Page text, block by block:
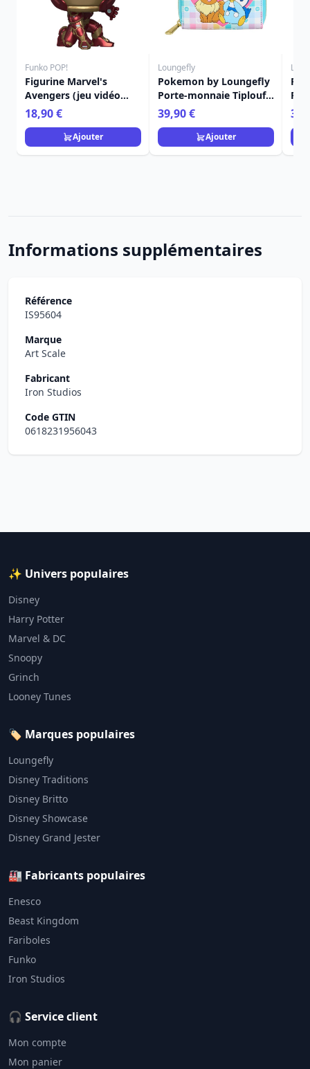
Funko POP!
Figurine Marvel's
Avengers (jeu vidéo
2020) POP! 626 Marvel
Vinyle Iron Man 9 cm
18,90 €
Ajouter
Loungefly
Pokemon by Loungefly
Porte-monnaie Tiplouf
et Evoli
39,90 €
Ajouter
Informations supplémentaires
Référence
IS95604
Marque
Art Scale
Fabricant
Iron Studios
Code GTIN
0618231956043
✨ Univers populaires
Disney
Harry Potter
Marvel & DC
Snoopy
Grinch
Looney Tunes
🏷️ Marques populaires
Loungefly
Disney Traditions
Disney Britto
Disney Showcase
Disney Grand Jester
🏭 Fabricants populaires
Enesco
Beast Kingdom
Fariboles
Funko
Iron Studios
🎧 Service client
Mon compte
Mon panier